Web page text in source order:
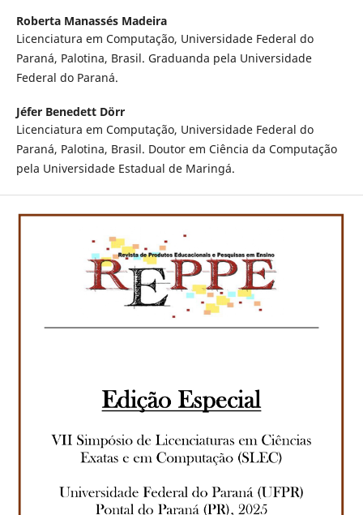
Roberta Manassés Madeira
Licenciatura em Computação, Universidade Federal do
Paraná, Palotina, Brasil. Graduanda pela Universidade
Federal do Paraná.
Jéfer Benedett Dörr
Licenciatura em Computação, Universidade Federal do
Paraná, Palotina, Brasil. Doutor em Ciência da Computação
pela Universidade Estadual de Maringá.